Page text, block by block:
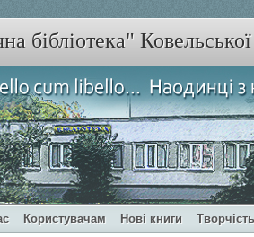
бібліотека"
Користувачам Нові книги